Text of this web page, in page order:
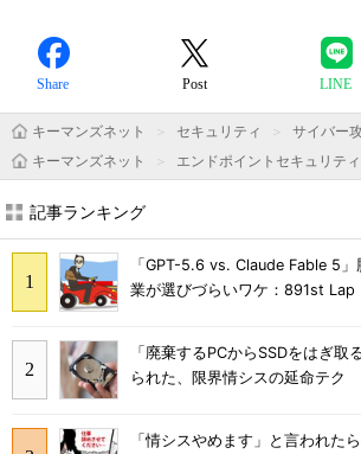
Share Post LINE
キーマンズネット セキュリティ サイバー
キーマンズネット
エンドポイントセキュリティ
記事ランキング
「GPT-5.6 vs. Claude Fable 5
業が選びづらいワケ：891st Lap
「廃棄するPCからSSDをはぎ取
られた、限界情シスの延命テク
「情シスやめます」と言われ